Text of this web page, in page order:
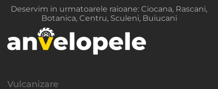
Deservim in urmatoarele raioane: Ciocana, Rascani,
Botanica, Centru, Sculeni, Buiucani
Vulcanizare